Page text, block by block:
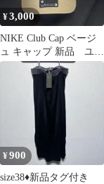
¥3,000
NIKE Club Cap ベージ
ュ キャップ 新品 ユニ
セックス
¥900
size38♦︎新品タグ付き